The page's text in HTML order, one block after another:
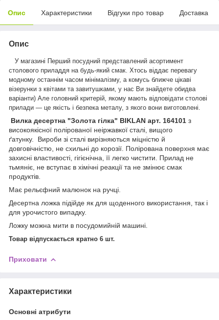
Опис Характеристики Відгуки про товар Доставка
Опис
У магазині Перший посудний представлений асортимент
столового приладдя на будь-який смак. Хтось віддає перевагу
модному останнім часом мінімалізму, а комусь ближче цікаві
візерунки з квітами та завитушками, у нас Ви знайдете обидва
варіанти) Але головний критерій, якому мають відповідати столові
прилади — це якість і безпека металу, з якого вони виготовлені.
Вилка десертна "Золота гілка" BIKLAN арт. 164101 з
високоякісної полірованої неіржавкої сталі, вищого
ґатунку. Вироби зі сталі вирізняються міцністю й
довговічністю, не схильні до корозії. Полірована поверхня має
захисні властивості, гігієнічна, її легко чистити. Прилад не
тьмяніє, не вступає в хімічні реакції та не змінює смак
продуктів.
Має рельєфний малюнок на ручці.
Десертна ложка підійде як для щоденного використання, так і
для урочистого випадку.
Ложку можна мити в посудомийній машині.
Товар відпускається кратно 6 шт.
Приховати
Характеристики
Основні атрибути